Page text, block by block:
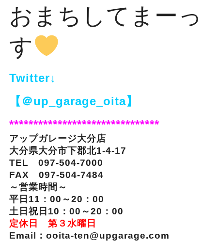
おまちしてまーっ
す
Twitter↓
【＠up_garage_oita】
*******************************
アップガレージ大分店
大分県大分市下郡北1-4-17
TEL 097-504-7000
FAX 097-504-7484
～営業時間～
平日11：00～20：00
土日祝日10：00～20：00
定休日 第３水曜日
Email：ooita-ten@upgarage.com